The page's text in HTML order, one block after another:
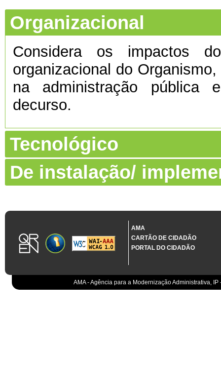
Organizacional
Considera os impactos
organizacional do
na administração pública
decurso.
Tecnológico
De instalação/
AMA
CARTÃO DE CIDADÃO
PORTAL DO CIDADÃO
AMA - Agência para a Modernização Administrativa,